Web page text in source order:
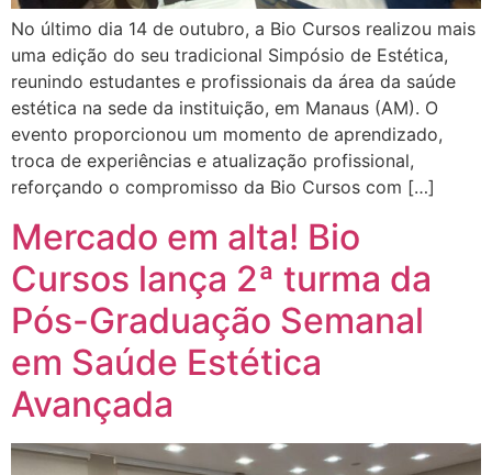
No último dia 14 de outubro, a Bio Cursos realizou mais
uma edição do seu tradicional Simpósio de Estética,
reunindo estudantes e profissionais da área da saúde
estética na sede da instituição, em Manaus (AM). O
evento proporcionou um momento de aprendizado,
troca de experiências e atualização profissional,
reforçando o compromisso da Bio Cursos com […]
Mercado em alta! Bio
Cursos lança 2ª turma da
Pós-Graduação Semanal
em Saúde Estética
Avançada